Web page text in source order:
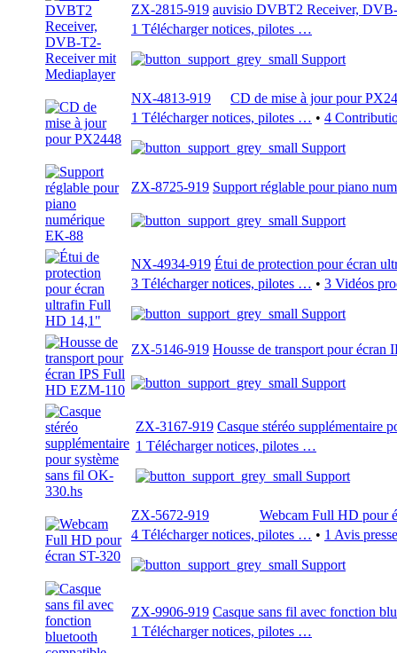
ZX-2815-919 auvisio DVBT2 Receiver,
1 Télécharger notices, pilotes …
Support
NX-4813-919
CD de mise à jour pour
1 Télécharger notices, pilotes … • 4
Support
ZX-8725-919 Support réglable pour piano
Support
NX-4934-919 Étui de protection pour écran
3 Télécharger notices, pilotes … • 3 Vidéos
Support
ZX-5146-919 Housse de transport pour
Support
ZX-3167-919 Casque stéréo supplémentaire
1 Télécharger notices, pilotes …
Support
ZX-5672-919
Webcam Full HD pour
4 Télécharger notices, pilotes … • 1 Avis
Support
ZX-9906-919 Casque sans fil avec fonction
1 Télécharger notices, pilotes …